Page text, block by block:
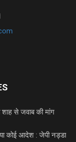
से जवाब की मांग
कोई आदेश : जेपी नड्डा